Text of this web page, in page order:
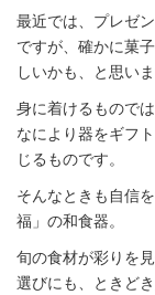
最近では、プレゼ
ですが、確かに菓
しいかも、と思いま
身に着けるもので
なにより器をギフ
じるものです。
そんなときも自信
福」の和食器。
旬の食材が彩りを
選びにも、ときど